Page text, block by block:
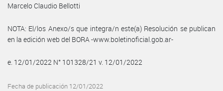
Marcelo Claudio Bellotti
NOTA: El/los Anexo/s que integra/n este(a) Resolución se publican
en la edición web del BORA -www.boletinoficial.gob.ar-
e. 12/01/2022 N° 101328/21 v. 12/01/2022
Fecha de publicación 12/01/2022